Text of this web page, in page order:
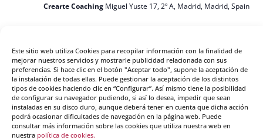
Este sitio web utiliza Cookies para recopilar información con la finalidad de
mejorar nuestros servicios y mostrarle publicidad relacionada con sus
preferencias. Si hace clic en el botón "Aceptar todo", supone la aceptación de
la instalación de todas ellas. Puede gestionar la aceptación de los distintos
tipos de cookies haciendo clic en “Configurar”. Así mismo tiene la posibilidad
de configurar su navegador pudiendo, si así lo desea, impedir que sean
instaladas en su disco duro, aunque deberá tener en cuenta que dicha acción
podrá ocasionar dificultades de navegación en la página web. Puede
consultar más información sobre las cookies que utiliza nuestra web en
nuestra política de cookies.
Crearte Coaching Miguel Yuste 17, 2º A, Madrid, Madrid, Spain
Eventos
anterior(es) Hoy Eventos
siguiente(s)
Suscribirse al calendario